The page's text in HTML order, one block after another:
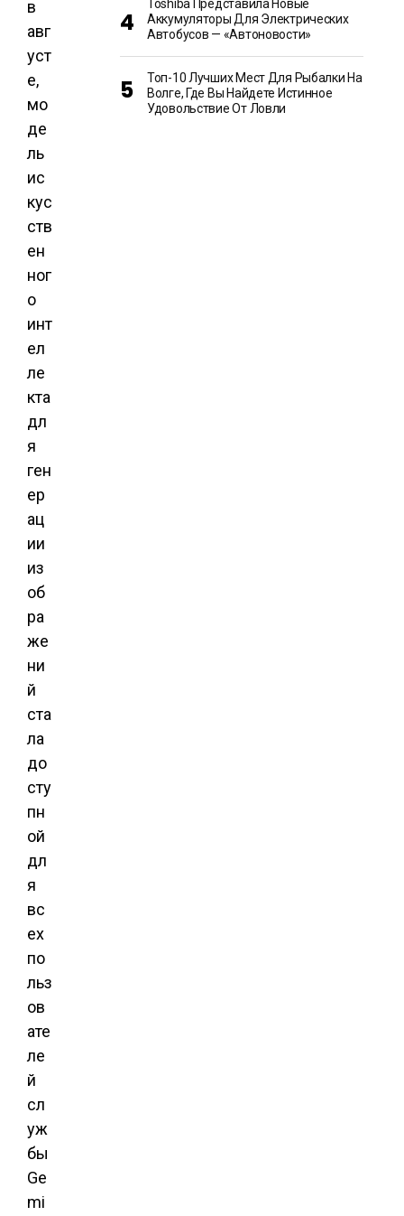
в
авг
уст
е,
мо
де
ль
ис
кус
ств
ен
ног
о
инт
ел
ле
кта
дл
я
ген
ер
ац
ии
из
об
ра
же
ни
й
ста
ла
до
сту
пн
ой
дл
я
вс
ех
по
льз
ов
ате
ле
й
сл
уж
бы
Ge
mi
Toshiba Представила Новые
Аккумуляторы Для Электрических
Автобусов — «Автоновости»
Топ-10 Лучших Мест Для Рыбалки На
Волге, Где Вы Найдете Истинное
Удовольствие От Ловли